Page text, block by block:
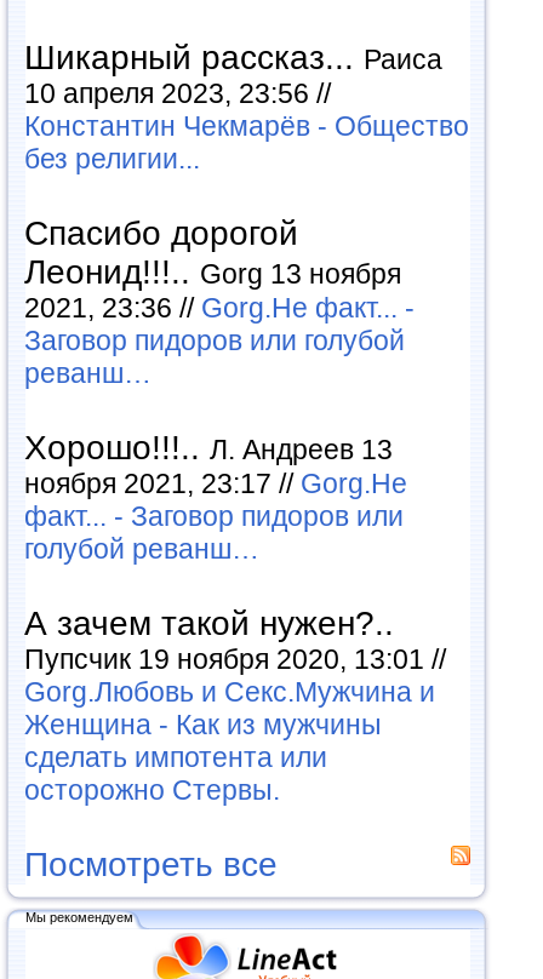
Шикарный рассказ... Раиса
10 апреля 2023, 23:56 //
Константин Чекмарёв - Общество
без религии...
Спасибо дорогой
Леонид!!!.. Gorg 13 ноября
2021, 23:36 // Gorg.Не факт... -
Заговор пидоров или голубой
реванш…
Хорошо!!!.. Л. Андреев 13
ноября 2021, 23:17 // Gorg.Не
факт... - Заговор пидоров или
голубой реванш…
А зачем такой нужен?..
Пупсчик 19 ноября 2020, 13:01 //
Gorg.Любовь и Секс.Мужчина и
Женщина - Как из мужчины
сделать импотента или
осторожно Стервы.
Посмотреть все
Мы рекомендуем